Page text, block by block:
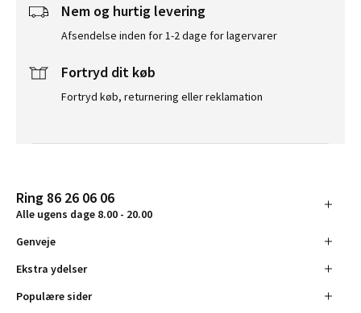
Nem og hurtig levering
Afsendelse inden for 1-2 dage for lagervarer
Fortryd dit køb
Fortryd køb, returnering eller reklamation
Ring 86 26 06 06
Alle ugens dage 8.00 - 20.00
Genveje
Ekstra ydelser
Populære sider